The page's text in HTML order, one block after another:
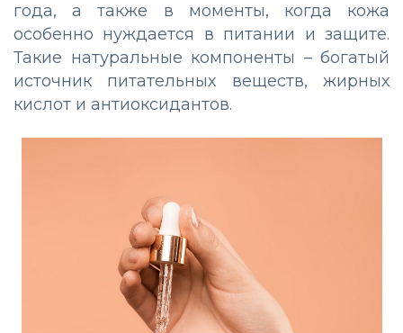
года, а также в моменты, когда кожа
особенно нуждается в питании и защите.
Такие натуральные компоненты – богатый
источник питательных веществ, жирных
кислот и антиоксидантов.